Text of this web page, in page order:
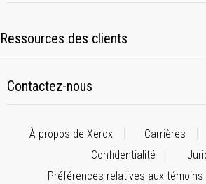
Ressources des clients
Contactez-nous
À propos de Xerox Carrières
Confidentialité
Préférences relatives aux témoins